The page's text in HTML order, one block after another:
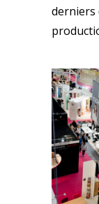
derniers